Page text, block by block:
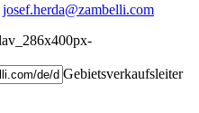
josef.herda@zambelli.com
Gebietsverkaufsleiter